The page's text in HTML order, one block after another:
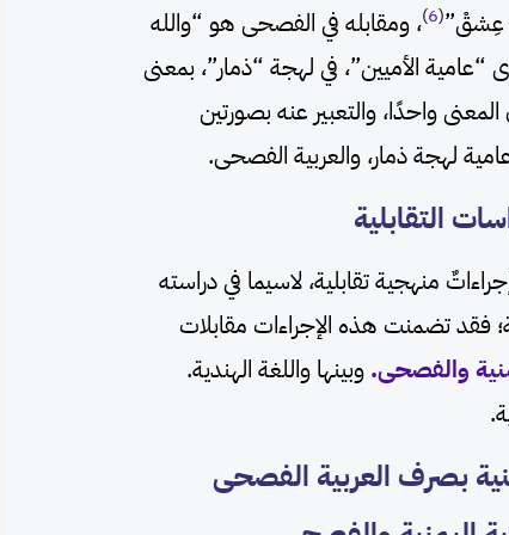
عِشقْ”(
6
)، ومقابله في الفصحى هو “والله
الأميين”، في لهجة “ذمار”، بمعنى
واحدًا، والتعبير عنه بصورتين
لهجة ذمار، والعربية الفصحى.
منهجية تقابلية، لاسيما في دراسته
فقد تضمنت هذه الإجراءات مقابلات
والفصحى. وبينها واللغة الهندية.